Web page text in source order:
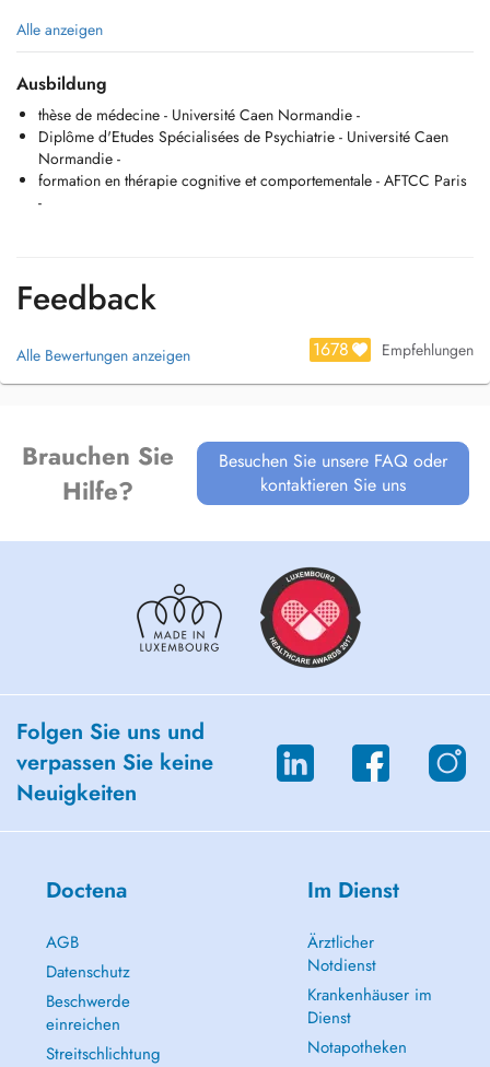
À compter du 28 juin 2024, PAIEMENT IMMÉDIAT DIRECT pour tous
les assurés couverts par l'assurance maladie au Luxembourg (CNS,
CMFEP, CMFEC, EMCFL). L'organisme de prise en charge est la CNS
:
- Plus d'avance des honoraires et paiement limité au montant qui nest
pas couvert par lassurance maladie
- Simplification administrative
(Ne s'applique pas aux patients bénéficiaires du Tiers Payant Social,
Alle anzeigen
Ausbildung
thèse de médecine - Université Caen Normandie -
Diplôme d'Etudes Spécialisées de Psychiatrie - Université Caen
Normandie -
formation en thérapie cognitive et comportementale - AFTCC Paris
-
Feedback
Alle Bewertungen anzeigen 1678 Empfehlungen
Brauchen Sie
Hilfe?
Besuchen Sie unsere FAQ oder
kontaktieren Sie uns
Folgen Sie uns und
verpassen Sie keine
Neuigkeiten
Doctena
AGB
Datenschutz
Beschwerde
einreichen
Streitschlichtung
Im Dienst
Ärztlicher
Notdienst
Krankenhäuser im
Dienst
Notapotheken